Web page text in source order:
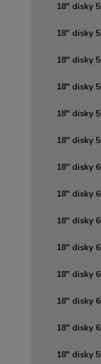
18" disky
18" disky
18" disky
18" disky
18" disky
18" disky
18" disky
18" disky
18" disky
18" disky
18" disky
18" disky
18" disky
18" disky